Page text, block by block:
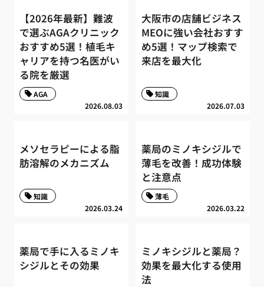
【2026年最新】難波
で選ぶAGAクリニック
おすすめ5選！植毛キ
ャリアを持つ名医がい
る院を厳選
2026.08.03
AGA
大阪市の店舗ビジネス
MEOに強い会社おすす
め5選！マップ検索で
来店を最大化
2026.07.03
知識
メソセラピーによる脂
肪溶解のメカニズム
2026.03.24
知識
薬局のミノキシジルで
薄毛を改善！成功体験
と注意点
2026.03.22
薄毛
薬局で手に入るミノキ
シジルとその効果
ミノキシジルと薬局？
効果を最大化する使用
法